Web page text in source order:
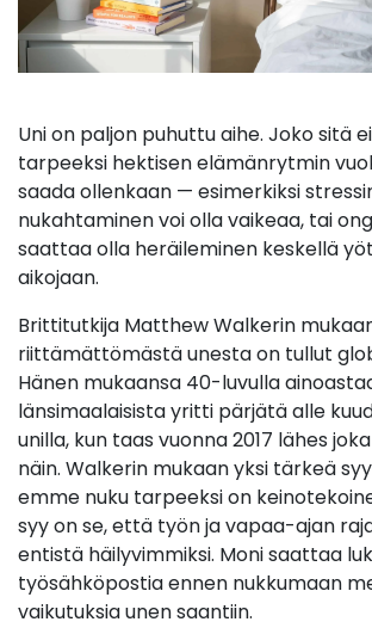
Uni on paljon puhuttu aihe. Joko sitä
tarpeeksi hektisen elämänrytmin
saada ollenkaan — esimerkiksi
nukahtaminen voi olla vaikeaa, tai
saattaa olla heräileminen keskellä
aikojaan.
Brittitutkija Matthew Walkerin
riittämättömästä unesta on tullut
Hänen mukaansa 40-luvulla
länsimaalaisista yritti pärjätä alle
unilla, kun taas vuonna 2017 lähes
näin. Walkerin mukaan yksi tärkeä
emme nuku tarpeeksi on
syy on se, että työn ja vapaa-ajan
entistä häilyvimmiksi. Moni saattaa
työsähköpostia ennen nukkumaan
vaikutuksia unen saantiin.